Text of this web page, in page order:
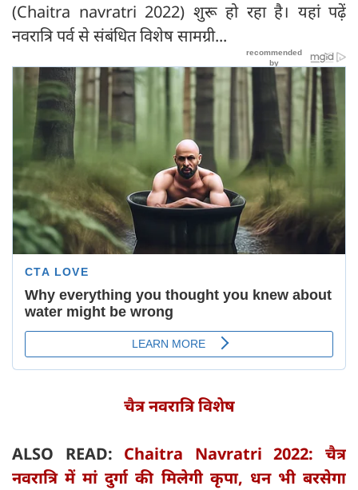
(Chaitra navratri 2022) शुरू हो रहा है। यहां पढ़ें
नवरात्रि पर्व से संबंधित विशेष सामग्री...
चैत्र नवरात्रि विशेष
ALSO READ: Chaitra Navratri 2022: चैत्र
नवरात्रि में मां दुर्गा की मिलेगी कृपा, धन भी बरसेगा